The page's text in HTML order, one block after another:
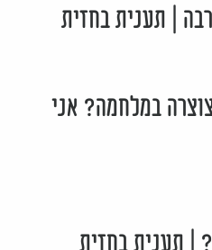
| תענית בחזית
במלחמה? אני